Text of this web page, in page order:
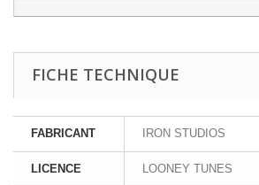
FICHE TECHNIQUE
FABRICANT IRON STUDIOS
LICENCE LOONEY TUNES